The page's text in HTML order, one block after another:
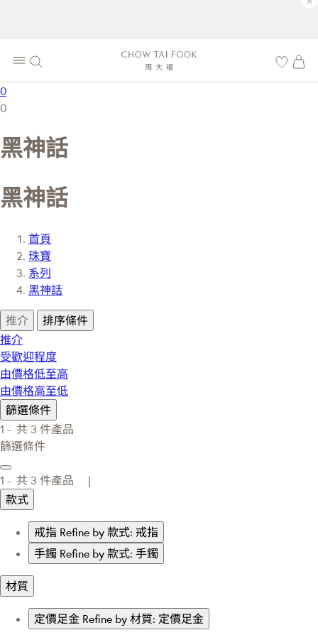
0
0
黑神話
黑神話
首頁
珠寶
系列
黑神話
推介
排序條件
推介
受歡迎程度
由價格低至高
由價格高至低
篩選條件
1 - 共 3 件產品
篩選條件
1 - 共 3 件產品 |
款式
戒指 Refine by 款式: 戒指
手鐲 Refine by 款式: 手鐲
材質
定價足金 Refine by 材質: 定價足金